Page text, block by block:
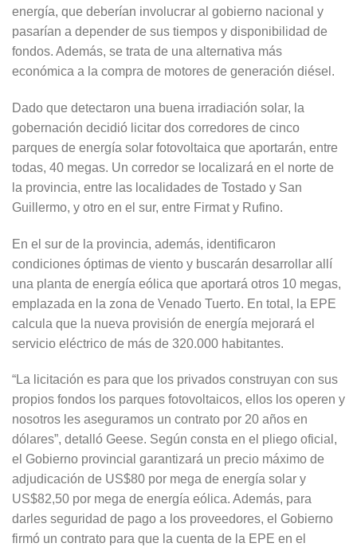
energía, que deberían involucrar al gobierno nacional y
pasarían a depender de sus tiempos y disponibilidad de
fondos. Además, se trata de una alternativa más
económica a la compra de motores de generación diésel.
Dado que detectaron una buena irradiación solar, la
gobernación decidió licitar dos corredores de cinco
parques de energía solar fotovoltaica que aportarán, entre
todas, 40 megas. Un corredor se localizará en el norte de
la provincia, entre las localidades de Tostado y San
Guillermo, y otro en el sur, entre Firmat y Rufino.
En el sur de la provincia, además, identificaron
condiciones óptimas de viento y buscarán desarrollar allí
una planta de energía eólica que aportará otros 10 megas,
emplazada en la zona de Venado Tuerto. En total, la EPE
calcula que la nueva provisión de energía mejorará el
servicio eléctrico de más de 320.000 habitantes.
“La licitación es para que los privados construyan con sus
propios fondos los parques fotovoltaicos, ellos los operen y
nosotros les aseguramos un contrato por 20 años en
dólares”, detalló Geese. Según consta en el pliego oficial,
el Gobierno provincial garantizará un precio máximo de
adjudicación de US$80 por mega de energía solar y
US$82,50 por mega de energía eólica. Además, para
darles seguridad de pago a los proveedores, el Gobierno
firmó un contrato para que la cuenta de la EPE en el